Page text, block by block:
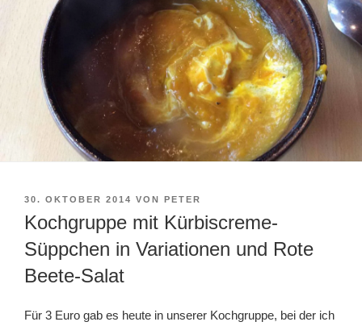
VERÖFFENTLICHT
30. OKTOBER 2014 VON PETER
Kochgruppe mit Kürbiscreme-
Süppchen in Variationen und Rote
Beete-Salat
Für 3 Euro gab es heute in unserer Kochgruppe, bei der ich